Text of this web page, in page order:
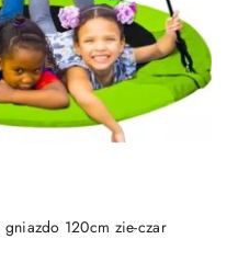
120cm zie-czar
NIEDOSTĘPNY